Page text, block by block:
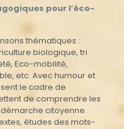
pour l’éco-
thématiques :
biologique, tri
Eco-mobilité,
etc. Avec humour et
le cadre de
de comprendre les
citoyenne.
études des mots-